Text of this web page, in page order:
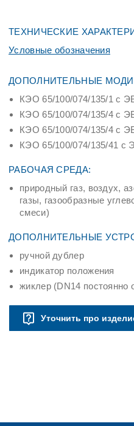
ТЕХНИЧЕСКИЕ
Условные обозначения
ДОПОЛНИТЕЛЬНЫЕ
КЭО 65/100/074/135/1 с
КЭО 65/100/074/135/4 с
КЭО 65/100/074/135/4 с
КЭО 65/100/074/135/41 с
РАБОЧАЯ СРЕДА:
природный газ, воздух,
газы, газообразные
смеси)
ДОПОЛНИТЕЛЬНЫЕ
ручной дублер
индикатор положения
жиклер (DN14 постоянно
Уточнить про